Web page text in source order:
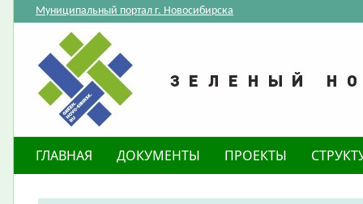
Муниципальный портал г. Новосибирска
ГЛАВНАЯ ДОКУМЕНТЫ ПРОЕКТЫ